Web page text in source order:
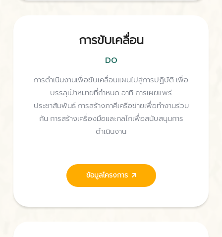
การขับเคลื่อน
DO
การดำเนินงานเพื่อขับเคลื่อนแผนไปสู่การปฏิบัติ เพื่อ
บรรลุเป้าหมายที่กำหนด อาทิ การเผยแพร่
ประชาสัมพันธ์ การสร้างภาคีเครือข่ายเพื่อทำงานร่วม
กัน การสร้างเครื่องมือและกลไกเพื่อสนับสนุนการ
ดำเนินงาน
ข้อมูลโครงการ